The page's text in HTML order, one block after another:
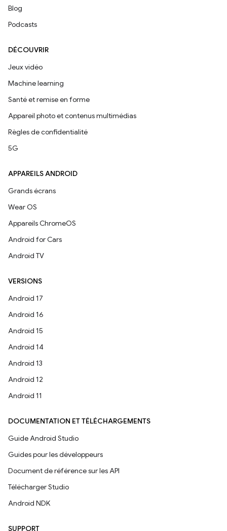
Blog
Podcasts
DÉCOUVRIR
Jeux vidéo
Machine learning
Santé et remise en forme
Appareil photo et contenus multimédias
Règles de confidentialité
5G
APPAREILS ANDROID
Grands écrans
Wear OS
Appareils ChromeOS
Android for Cars
Android TV
VERSIONS
Android 17
Android 16
Android 15
Android 14
Android 13
Android 12
Android 11
DOCUMENTATION ET TÉLÉCHARGEMENTS
Guide Android Studio
Guides pour les développeurs
Document de référence sur les API
Télécharger Studio
Android NDK
SUPPORT